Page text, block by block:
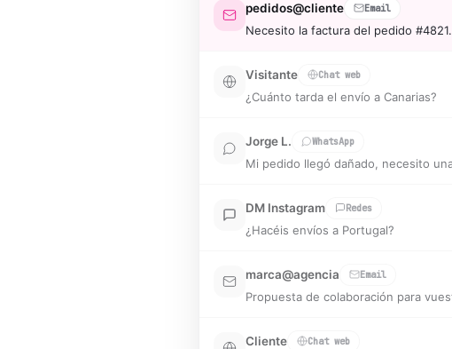
pedidos@cliente Email
Necesito la factura del pedido #4821.
Visitante Chat web
Jorge L. WhatsApp
DM Instagram Redes
marca@agencia Email